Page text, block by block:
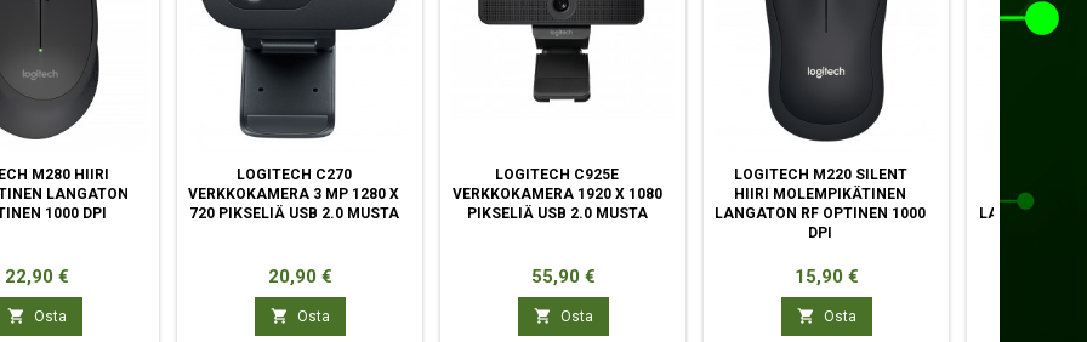
M280 HIIRI
LANGATON
1000 DPI
Hinta
22,90 €
 Osta
LOGITECH C270
VERKKOKAMERA 3 MP 1280 X
720 PIKSELIÄ USB 2.0 MUSTA
Hinta
20,90 €
 Osta
LOGITECH C925E
VERKKOKAMERA 1920 X 1080
PIKSELIÄ USB 2.0 MUSTA
Hinta
55,90 €
 Osta
LOGITECH M220 SILENT
HIIRI MOLEMPIKÄTINEN
LANGATON RF OPTINEN 1000
DPI
Hinta
15,90 €
 Osta
HIIRI
LANGATON